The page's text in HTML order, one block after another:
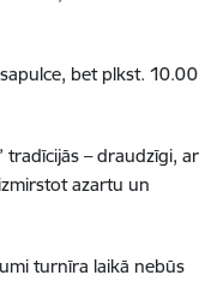
bet plkst. 10.00
tradīcijās – draudzīgi, ar
azartu un
turnīra laikā nebūs